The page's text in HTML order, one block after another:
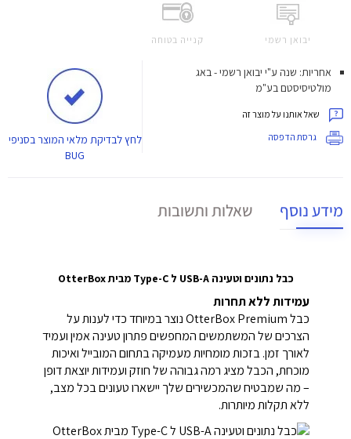
יבואן רשמי קנייה בטוחה
אחריות: שנה ע"י יבואן רשמי - באג
מולטיסיסטם בע"מ
שאל אותנו על מוצר זה
גרסת הדפסה
לחץלבדיקת מלאי המוצר בסניפי
BUG
מידע נוסף שאלות ותשובות
כבל נתונים וטעינה USB-A ל Type-C מבית OtterBox
עמידות ללא תחרות
כבל OtterBox Premium נוצר במיוחד כדי לענות על
הצרכים של המשתמשים המחפשים פתרון טעינה אמין ועמיד
לאורך זמן. בזכות מומחיות מעמיקה בתחום המובייל ואיכות
מוכחת, הכבל מציג רמה גבוהה של חוזק ועמידות יוצאת דופן
– מה שמבטיח שהמכשירים שלך יישארו טעונים בכל מצב,
ללא תקלות מיותרות.